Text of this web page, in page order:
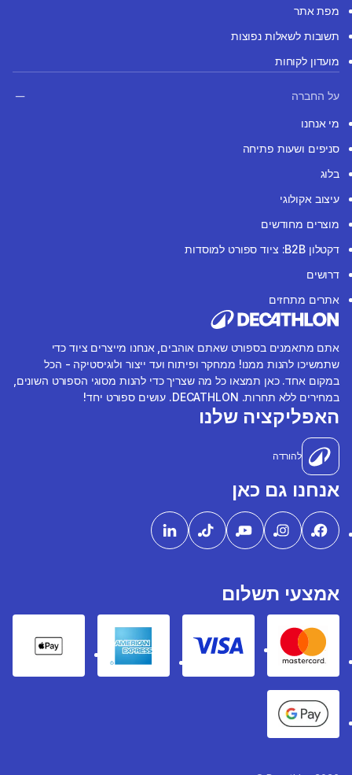
מפת אתר
תשובות לשאלות נפוצות
מועדון לקוחות
על החברה
מי אנחנו
סניפים ושעות פתיחה
בלוג
עיצוב אקולוגי
מוצרים מחודשים
דקטלון B2B: ציוד ספורט למוסדות
דרושים
אתרים מתחזים
אתם מתאמנים בספורט שאתם אוהבים, אנחנו מייצרים ציוד כדי
שתמשיכו להנות ממנו! ממחקר ופיתוח ועד ייצור ולוגיסטיקה - הכל
במקום אחד. כאן תמצאו כל מה שצריך כדי להנות מסוגי הספורט השונים,
במחירים ללא תחרות. DECATHLON. עושים ספורט יחד!
האפליקציה שלנו
להורדה
אנחנו גם כאן
אמצעי תשלום
Mastercard
Visa
American express
Pay
Google Pay